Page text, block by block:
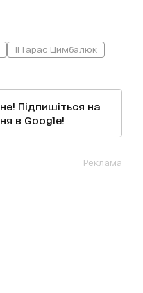
#Тарас Цимбалюк
Підпишіться на
в Google!
Реклама